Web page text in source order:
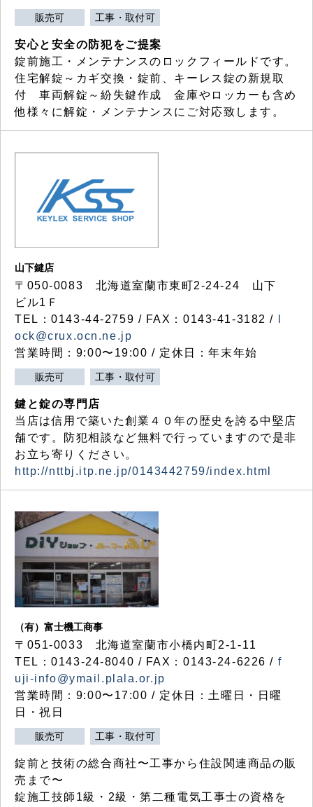
販売可 工事・取付可
安心と安全の防犯をご提案
錠前施工・メンテナンスのロックフィールドです。
住宅解錠～カギ交換・錠前、キーレス錠の新規取
付 車両解錠～紛失鍵作成 金庫やロッカーも含め
他様々に解錠・メンテナンスにご対応致します。
山下鍵店
〒050-0083 北海道室蘭市東町2-24-24 山下
ビル1Ｆ
TEL：0143-44-2759 / FAX：0143-41-3182 /
ock@crux.ocn.ne.jp
営業時間：9:00〜19:00 / 定休日：年末年始
販売可 工事・取付可
鍵と錠の専門店
当店は信用で築いた創業４０年の歴史を誇る中堅店
舗です。防犯相談など無料で行っていますので是非
お立ち寄りください。
http://nttbj.itp.ne.jp/0143442759/index.html
（有）富士機工商事
〒051-0033 北海道室蘭市小橋内町2-1-11
TEL：0143-24-8040 / FAX：0143-24-6226 / f
uji-info@ymail.plala.or.jp
営業時間：9:00〜17:00 / 定休日：土曜日・日曜
日・祝日
販売可 工事・取付可
錠前と技術の総合商社〜工事から住設関連商品の販
売まで〜
錠施工技師1級・2級・第二種電気工事士の資格を